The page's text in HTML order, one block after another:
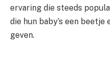
ervaring die steeds
die hun baby’s een
geven.